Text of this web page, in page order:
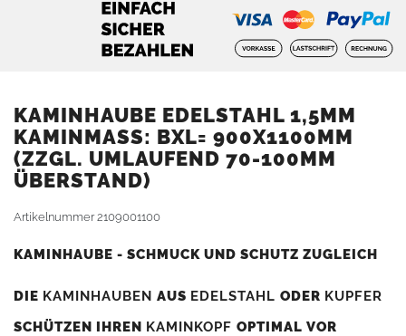
KAMINHAUBE EDELSTAHL 1,5MM
KAMINMASS: BXL= 900X1100MM (
ZZGL. UMLAUFEND 70-100MM Ü
BERSTAND)
Artikelnummer2109001100
KAMINHAUBE - SCHMUCK UND SCHUTZ ZUGLEICH
DIE KAMINHAUBEN AUS EDELSTAHL ODER KUPFER
SCHÜTZEN IHREN KAMINKOPF OPTIMAL VOR